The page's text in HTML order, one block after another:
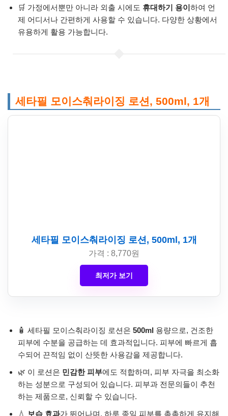
🛒 가정에서뿐만 아니라 외출 시에도 휴대하기 용이하여 언
제 어디서나 간편하게 사용할 수 있습니다. 다양한 상황에서
유용하게 활용 가능합니다.
세타필 모이스춰라이징 로션, 500ml, 1개
세타필 모이스춰라이징 로션, 500ml, 1개
가격 : 8,770원
최저가 보기
🧴 세타필 모이스춰라이징 로션은 500ml 용량으로, 건조한
피부에 수분을 공급하는 데 효과적입니다. 피부에 빠르게 흡
수되어 끈적임 없이 산뜻한 사용감을 제공합니다.
🌿 이 로션은 민감한 피부에도 적합하며, 피부 자극을 최소화
하는 성분으로 구성되어 있습니다. 피부과 전문의들이 추천
하는 제품으로, 신뢰할 수 있습니다.
💧 보습 효과가 뛰어나며, 하루 종일 피부를 촉촉하게 유지해